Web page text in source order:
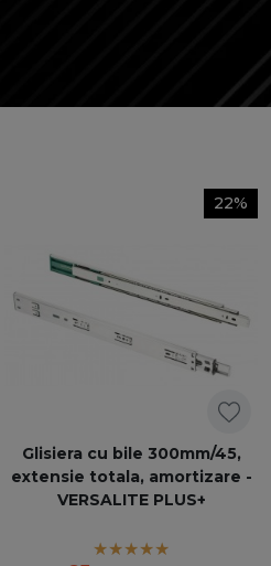
22%
Glisiera cu bile 300mm/45,
extensie totala, amortizare -
VERSALITE PLUS+